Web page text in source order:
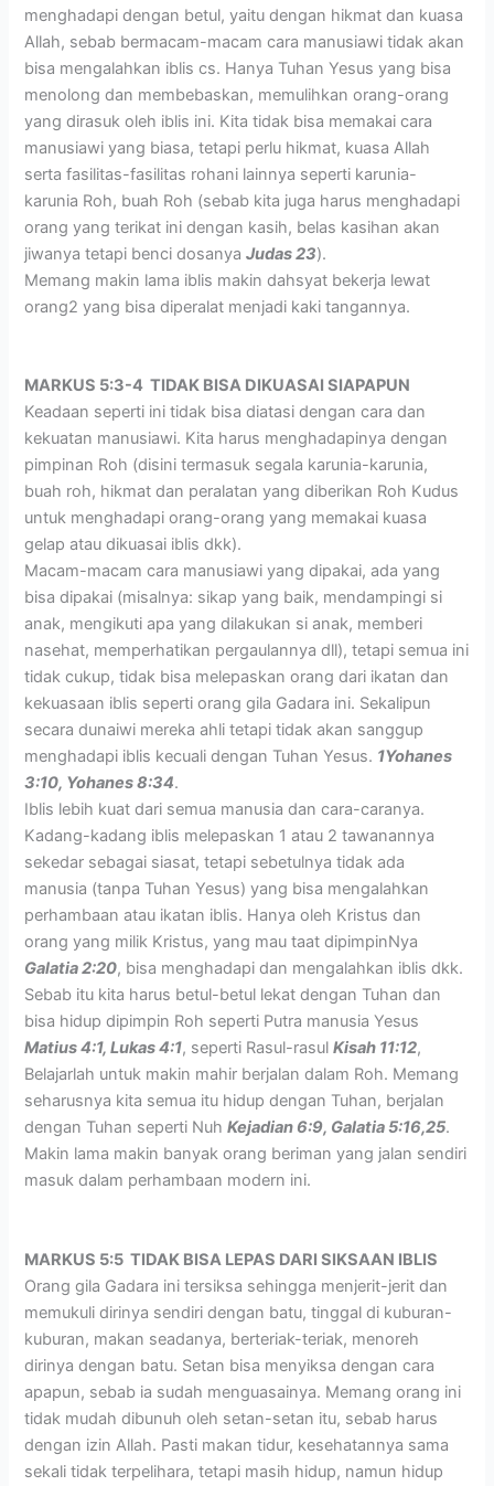
menghadapi dengan betul, yaitu dengan hikmat dan kuasa
Allah, sebab bermacam-macam cara manusiawi tidak akan
bisa mengalahkan iblis cs. Hanya Tuhan Yesus yang bisa
menolong dan membebaskan, memulihkan orang-orang
yang dirasuk oleh iblis ini. Kita tidak bisa memakai cara
manusiawi yang biasa, tetapi perlu hikmat, kuasa Allah
serta fasilitas-fasilitas rohani lainnya seperti karunia-
karunia Roh, buah Roh (sebab kita juga harus menghadapi
orang yang terikat ini dengan kasih, belas kasihan akan
jiwanya tetapi benci dosanyaJudas 23).
Memang makin lama iblis makin dahsyat bekerja lewat
orang2 yang bisa diperalat menjadi kaki tangannya.
MARKUS 5:3-4 TIDAK BISA DIKUASAI SIAPAPUN
Keadaan seperti ini tidak bisa diatasi dengan cara dan
kekuatan manusiawi. Kita harus menghadapinya dengan
pimpinan Roh (disini termasuk segala karunia-karunia,
buah roh, hikmat dan peralatan yang diberikan Roh Kudus
untuk menghadapi orang-orang yang memakai kuasa
gelap atau dikuasai iblis dkk).
Macam-macam cara manusiawi yang dipakai, ada yang
bisa dipakai (misalnya: sikap yang baik, mendampingi si
anak, mengikuti apa yang dilakukan si anak, memberi
nasehat, memperhatikan pergaulannya dll), tetapi semua ini
tidak cukup, tidak bisa melepaskan orang dari ikatan dan
kekuasaan iblis seperti orang gila Gadara ini. Sekalipun
secara dunaiwi mereka ahli tetapi tidak akan sanggup
menghadapi iblis kecuali dengan Tuhan Yesus. 1Yohanes
3:10, Yohanes 8:34.
Iblis lebih kuat dari semua manusia dan cara-caranya.
Kadang-kadang iblis melepaskan 1 atau 2 tawanannya
sekedar sebagai siasat, tetapi sebetulnya tidak ada
manusia (tanpa Tuhan Yesus) yang bisa mengalahkan
perhambaan atau ikatan iblis. Hanya oleh Kristus dan
orang yang milik Kristus, yang mau taat dipimpinNya
Galatia 2:20, bisa menghadapi dan mengalahkan iblis dkk.
Sebab itu kita harus betul-betul lekat dengan Tuhan dan
bisa hidup dipimpin Roh seperti Putra manusia Yesus
Matius 4:1, Lukas 4:1, seperti Rasul-rasulKisah 11:12,
Belajarlah untuk makin mahir berjalan dalam Roh. Memang
seharusnya kita semua itu hidup dengan Tuhan, berjalan
dengan Tuhan seperti NuhKejadian 6:9, Galatia 5:16,25.
Makin lama makin banyak orang beriman yang jalan sendiri
masuk dalam perhambaan modern ini.
MARKUS 5:5 TIDAK BISA LEPAS DARI SIKSAAN IBLIS
Orang gila Gadara ini tersiksa sehingga menjerit-jerit dan
memukuli dirinya sendiri dengan batu, tinggal di kuburan-
kuburan, makan seadanya, berteriak-teriak, menoreh
dirinya dengan batu. Setan bisa menyiksa dengan cara
apapun, sebab ia sudah menguasainya. Memang orang ini
tidak mudah dibunuh oleh setan-setan itu, sebab harus
dengan izin Allah. Pasti makan tidur, kesehatannya sama
sekali tidak terpelihara, tetapi masih hidup, namun hidup